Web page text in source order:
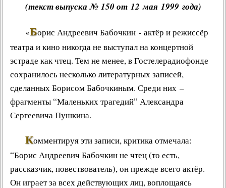
(текст выпуска № 150 от 12 мая 1999 года)
«Борис Андреевич Бабочкин - актёр и режиссёр
театра и кино никогда не выступал на концертной
эстраде как чтец. Тем не менее, в Гостелерадиофонде
сохранилось несколько литературных записей,
сделанных Борисом Бабочкиным. Среди них –
фрагменты “Маленьких трагедий” Александра
Сергеевича Пушкина.
Комментируя эти записи, критика отмечала:
“Борис Андреевич Бабочкин не чтец (то есть,
рассказчик, повествователь), он прежде всего актёр.
Он играет за всех действующих лиц, воплощаясь